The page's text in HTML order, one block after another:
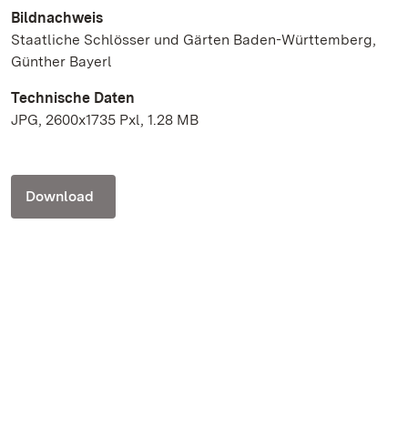
Bildnachweis
Staatliche Schlösser und Gärten Baden-Württemberg,
Günther Bayerl
Technische Daten
JPG, 2600x1735 Pxl, 1.28 MB
Download